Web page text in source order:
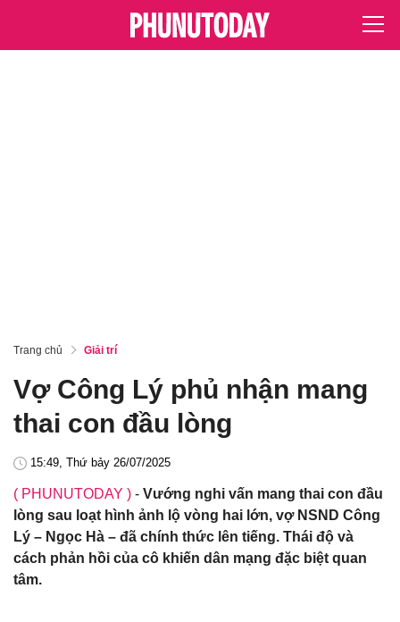
Trang chủ Giải trí
Vợ Công Lý phủ nhận mang
thai con đầu lòng
15:49, Thứ bảy 26/07/2025
( PHUNUTODAY ) - Vướng nghi vấn mang thai con đầu
lòng sau loạt hình ảnh lộ vòng hai lớn, vợ NSND Công
Lý – Ngọc Hà – đã chính thức lên tiếng. Thái độ và
cách phản hồi của cô khiến dân mạng đặc biệt quan
tâm.